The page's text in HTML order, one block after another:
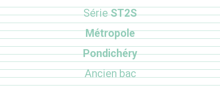
SérieST2S
Métropole
Pondichéry
Ancien bac